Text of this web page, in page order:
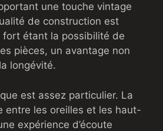
une touche vintage
de construction est
fort étant la possibilité de
pièces, un avantage non
longévité.
est assez particulier. La
entre les oreilles et les haut-
expérience d’écoute